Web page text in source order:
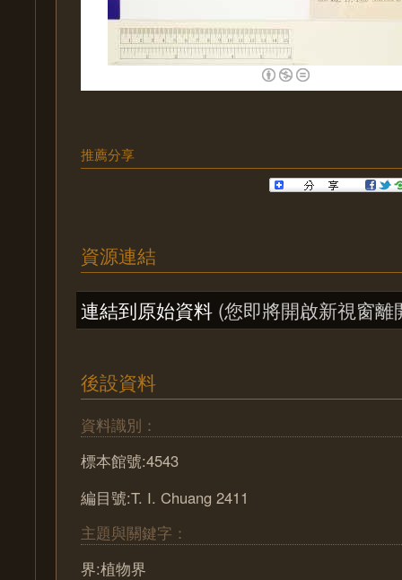
推薦分享
資源連結
連結到原始資料 (您即將開啟新視窗離
後設資料
資料識別：
標本館號:4543
編目號:T. I. Chuang 2411
主題與關鍵字：
界:植物界